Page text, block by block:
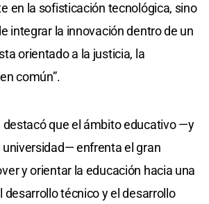
en la sofisticación tecnológica, sino
integrar la innovación dentro de un
orientado a la justicia, la
común”.
destacó que el ámbito educativo —y
enfrenta el gran
y orientar la educación hacia una
desarrollo técnico y el desarrollo